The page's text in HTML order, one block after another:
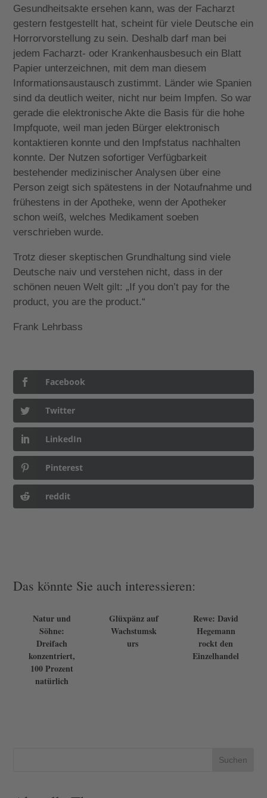
Gesundheitsakte ersehen kann, was der Facharzt
gestern festgestellt hat, scheint für viele Deutsche ein
Horrorvorstellung zu sein. Deshalb darf man bei
jedem Facharzt- oder Krankenhausbesuch ein Blatt
Papier unterzeichnen, mit dem man diesem
Informationsaustausch zustimmt. Länder wie Spanien
sind da deutlich weiter, nicht nur beim Impfen. So war
gerade die elektronische Akte die Basis für die hohe
Impfquote, weil man jeden Bürger elektronisch
kontaktieren konnte und den Impfstatus nachhalten
konnte. Der Nutzen sofortiger Verfügbarkeit
bestehender medizinischer Analysen über eine
Person zeigt sich spätestens in der Notaufnahme und
frühestens in der Apotheke, wenn der Apotheker
schon weiß, welches Medikament soeben
verschrieben wurde.
Trotz dieser skeptischen Grundhaltung sind viele
Deutsche naiv und verstehen nicht, dass in der
schönen neuen Welt gilt: „If you don’t pay for the
product, you are the product.“
Frank Lehrbass
Facebook
Twitter
LinkedIn
Pinterest
reddit
Das könnte Sie auch interessieren:
Natur und
Söhne:
Dreifach
konzentriert,
100 Prozent
natürlich
Glüxpänz auf
Wachstumsk
urs
Rewe: David
Hegemann
rockt den
Einzelhandel
Suchen